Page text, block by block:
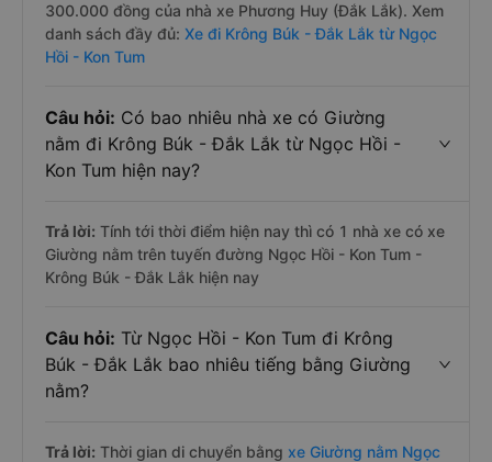
300.000 đồng của nhà xe Phương Huy (Đắk Lắk). Xem
danh sách đầy đủ: Xe đi Krông Búk - Đắk Lắk từ Ngọc
Hồi - Kon Tum
Câu hỏi: Có bao nhiêu nhà xe có Giường
nằm đi Krông Búk - Đắk Lắk từ Ngọc Hồi -
Kon Tum hiện nay?
Trả lời: Tính tới thời điểm hiện nay thì có 1 nhà xe có xe
Giường nằm trên tuyến đường Ngọc Hồi - Kon Tum -
Krông Búk - Đắk Lắk hiện nay
Câu hỏi: Từ Ngọc Hồi - Kon Tum đi Krông
Búk - Đắk Lắk bao nhiêu tiếng bằng Giường
nằm?
Trả lời: Thời gian di chuyển bằng xe Giường nằm Ngọc